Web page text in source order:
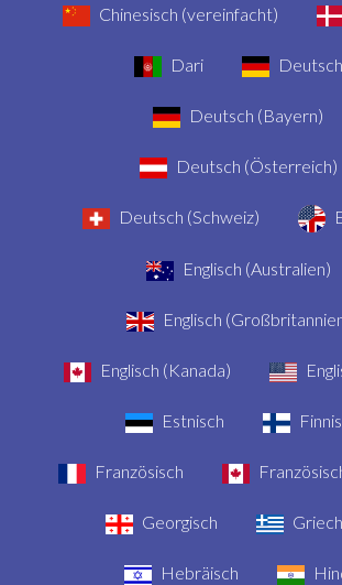
Chinesisch (vereinfacht)
Dari Deutsch
Deutsch (Bayern)
Deutsch (Österreich)
Deutsch (Schweiz)
Englisch (Australien)
Englisch
Englisch (Kanada)
Estnisch
Französisch
Georgisch
Hebräisch